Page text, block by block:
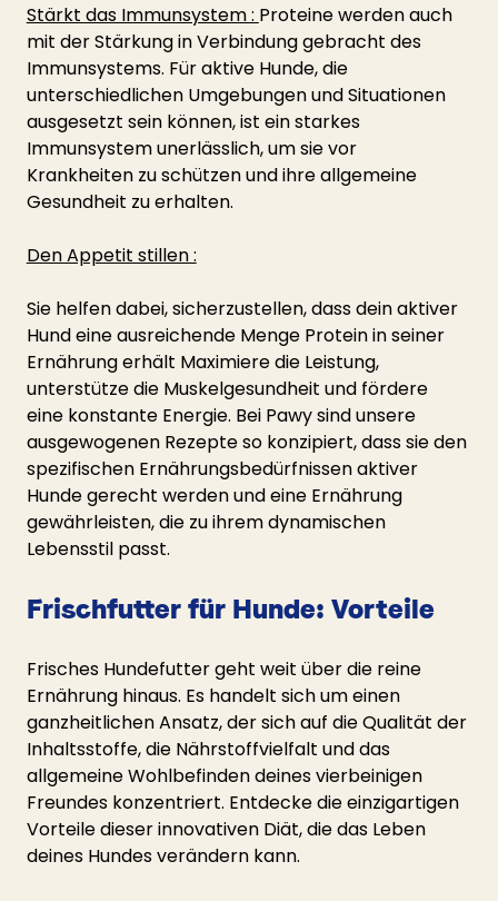
Stärkt das Immunsystem : Proteine werden auch
mit der Stärkung in Verbindung gebracht des
Immunsystems. Für aktive Hunde, die
unterschiedlichen Umgebungen und Situationen
ausgesetzt sein können, ist ein starkes
Immunsystem unerlässlich, um sie vor
Krankheiten zu schützen und ihre allgemeine
Gesundheit zu erhalten.
Den Appetit stillen :
Sie helfen dabei, sicherzustellen, dass dein aktiver
Hund eine ausreichende Menge Protein in seiner
Ernährung erhält Maximiere die Leistung,
unterstütze die Muskelgesundheit und fördere
eine konstante Energie. Bei Pawy sind unsere
ausgewogenen Rezepte so konzipiert, dass sie den
spezifischen Ernährungsbedürfnissen aktiver
Hunde gerecht werden und eine Ernährung
gewährleisten, die zu ihrem dynamischen
Lebensstil passt.
Frischfutter für Hunde: Vorteile
Frisches Hundefutter geht weit über die reine
Ernährung hinaus. Es handelt sich um einen
ganzheitlichen Ansatz, der sich auf die Qualität der
Inhaltsstoffe, die Nährstoffvielfalt und das
allgemeine Wohlbefinden deines vierbeinigen
Freundes konzentriert. Entdecke die einzigartigen
Vorteile dieser innovativen Diät, die das Leben
deines Hundes verändern kann.